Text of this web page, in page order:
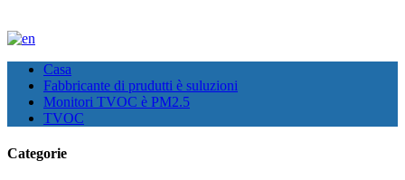
Casa
Fabbricante di prudutti è suluzioni
Monitori TVOC è PM2.5
TVOC
Categorie